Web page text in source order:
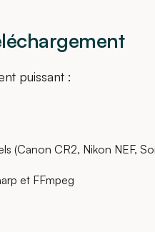
puissant :
(Canon CR2, Nikon NEF,
et FFmpeg